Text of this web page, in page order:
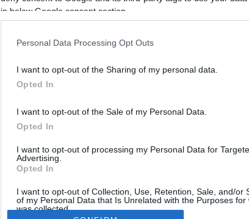
in below Google consent section.
Personal Data Processing Opt Outs
I want to opt-out of the Sharing of my personal data.
Opted In
I want to opt-out of the Sale of my Personal Data.
Opted In
I want to opt-out of processing my Personal Data for
Advertising.
Opted In
I want to opt-out of Collection, Use, Retention, Sale, and/or
of my Personal Data that Is Unrelated with the Purposes for
was collected.